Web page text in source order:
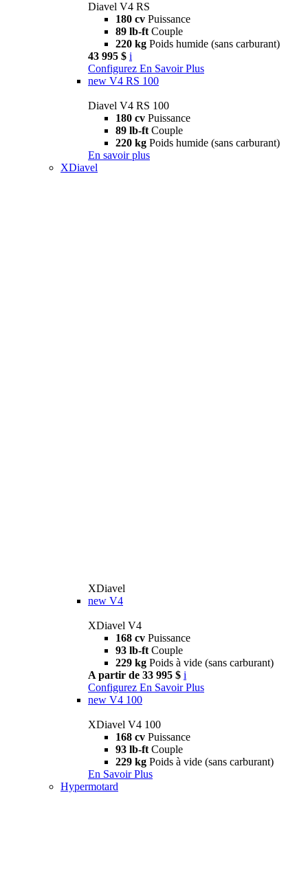
Diavel V4 RS
180 cv Puissance
89 lb-ft Couple
220 kg Poids humide (sans carburant)
43 995 $ i
Configurez En Savoir Plus
new V4 RS 100
Diavel V4 RS 100
180 cv Puissance
89 lb-ft Couple
220 kg Poids humide (sans carburant)
En savoir plus
XDiavel
XDiavel
new V4
XDiavel V4
168 cv Puissance
93 lb-ft Couple
229 kg Poids à vide (sans carburant)
A partir de 33 995 $ i
Configurez En Savoir Plus
new V4 100
XDiavel V4 100
168 cv Puissance
93 lb-ft Couple
229 kg Poids à vide (sans carburant)
En Savoir Plus
Hypermotard